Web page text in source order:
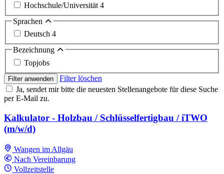
Hochschule/Universität 4
Sprachen
Deutsch 4
Bezeichnung
Topjobs
Filter anwenden
Filter löschen
Ja, sendet mir bitte die neuesten Stellenangebote für diese Suche
per E-Mail zu.
Kalkulator - Holzbau / Schlüsselfertigbau / iTWO
(m/w/d)
Wangen im Allgäu
Nach Vereinbarung
Vollzeitstelle